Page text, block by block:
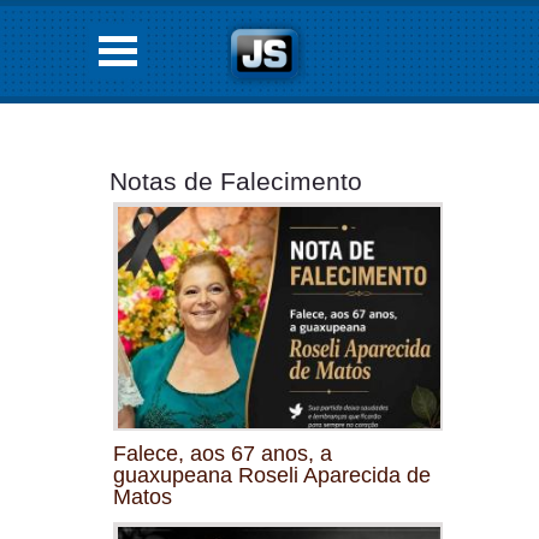
Notas de Falecimento
Falece, aos 67 anos, a
guaxupeana Roseli Aparecida de
Matos